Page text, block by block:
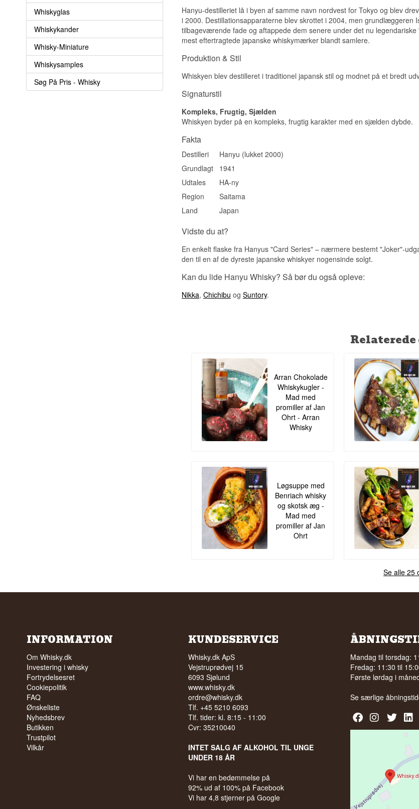
Whiskyglas
Whiskykander
Whisky-Miniature
Whiskysamples
Søg På Pris - Whisky
Specifikationer
Navn: The Glover by Adelphi 18 år
Aftapper:Adelphi Selection
Region/Land: Japan/Skotland
Størrelse: 70 CL
Vidste du at?
1860erne.
Hanyu-destilleriet lå i byen af samme navn nordvest for Tokyo og blev
i 2000. Destillationsapparaterne blev skrottet i 2004, men grundlæggeren
tilbageværende fade og aftappede dem senere under det nu
mest eftertragtede japanske whiskymærker blandt samlere.
Produktion & Stil
Whiskyen blev destilleret i traditionel japansk stil og modnet på et bredt
Signaturstil
Kompleks, Frugtig, Sjælden
Whiskyen byder på en kompleks, frugtig karakter med en sjælden dybde.
Fakta
Destilleri
Hanyu (lukket 2000)
Grundlagt
1941
Udtales
HA-ny
Region
Saitama
Land
Japan
Vidste du at?
En enkelt flaske fra Hanyus "Card Series" – nærmere bestemt "Joker"-
den til en af de dyreste japanske whiskyer nogensinde solgt.
Kan du lide Hanyu Whisky? Så bør du også opleve:
Nikka, Chichibu og Suntory.
Arran Chokolade
Whiskykugler -
Mad med
promiller af Jan
Ohrt - Arran
Whisky
Løgsuppe med
Benriach whisky
og skotsk æg -
Mad med
promiller af Jan
Ohrt
Se alle 25
INFORMATION
Om Whisky.dk
Investering i whisky
Fortrydelsesret
Cookiepolitik
FAQ
Ønskeliste
Nyhedsbrev
Butikken
Trustpilot
Vilkår
KUNDESERVICE
Whisky.dk ApS
Vejstruprødvej 15
6093 Sjølund
www.whisky.dk
ordre@whisky.dk
Tlf. +45 5210 6093
Tlf. tider: kl. 8:15 - 11:00
Cvr: 35210040
INTET SALG AF ALKOHOL TIL UNGE
UNDER 18 ÅR
Vi har en bedømmelse på
92% ud af 100% på Facebook
Vi har 4,8 stjerner på Google
Mandag til torsdag:
Fredag: 11:30 til
Første lørdag i
Se særlige